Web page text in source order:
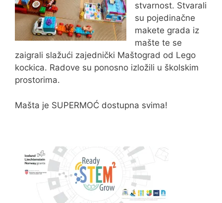
stvarnost. Stvarali
su pojedinačne
makete grada iz
mašte te se
zaigrali slažući zajednički Maštograd od Lego
kockica. Radove su ponosno izložili u školskim
prostorima.
Mašta je SUPERMOĆ dostupna svima!